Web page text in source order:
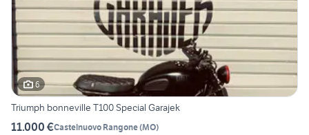
6
Triumph bonneville T100 Special Garajek
11.000 €Castelnuovo Rangone(MO)